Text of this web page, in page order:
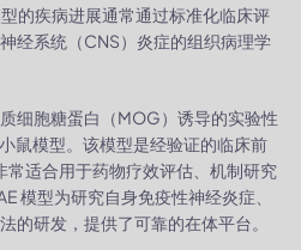
的疾病进展通常通过标准化临床评
经系统（CNS）炎症的组织病理学
细胞糖蛋白（MOG）诱导的实验性
鼠模型。该模型是经验证的临床前
常适合用于药物疗效评估、机制研究
模型为研究自身免疫性神经炎症、
的研发，提供了可靠的在体平台。